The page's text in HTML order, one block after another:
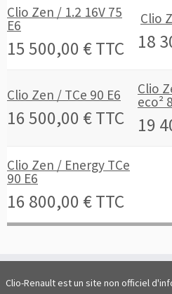
Clio Zen / 1.2 16V 75
E6
15 500,00 € TTC
Clio
18
Clio Zen / TCe 90 E6
16 500,00 € TTC
Clio
eco²
19
Clio Zen / Energy TCe
90 E6
16 800,00 € TTC
Clio-Renault est un site non officiel